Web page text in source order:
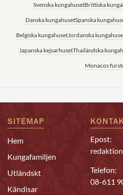
Svenska kungahusetBrittiska
Danska kungahusetSpanska
Belgiska kungahusetJordanska
Japanska kejsarhusetThailändska
Monacos
SITEMAP
Hem
Kungafamiljen
Utländskt
Kändisar
Epost:
Telefon:
08-611